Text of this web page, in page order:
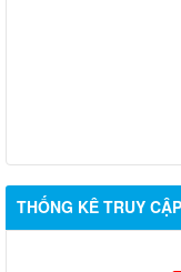
THỐNG KÊ TRUY CẬP
Thông báo về việc
Thông báo tuyển